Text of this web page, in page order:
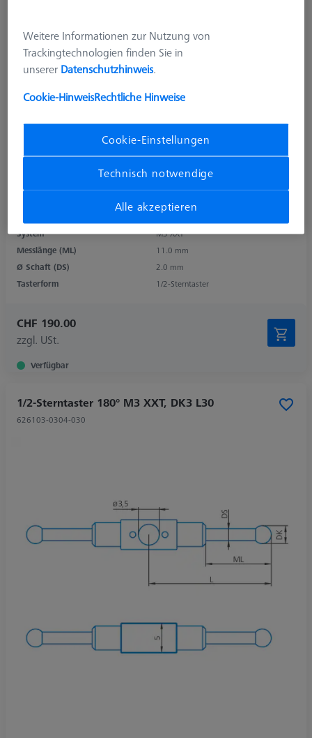
Taster
Kohlefaser
System
M3 XXT
Messlänge (ML)
11.0 mm
Ø Schaft (DS)
2.0 mm
Tasterform
1/2-Sterntaster
CHF 190.00
zzgl. USt.
Verfügbar
1/2-Sterntaster 180° M3 XXT, DK3 L30
626103-0304-030
Weitere Informationen zur Nutzung von
Trackingtechnologien finden Sie in
unserer Datenschutzhinweis.
Cookie-HinweisRechtliche Hinweise
Cookie-Einstellungen
Technisch notwendige
Alle akzeptieren